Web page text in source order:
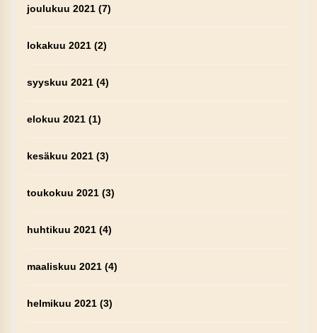
joulukuu 2021(7)
lokakuu 2021(2)
syyskuu 2021(4)
elokuu 2021(1)
kesäkuu 2021(3)
toukokuu 2021(3)
huhtikuu 2021(4)
maaliskuu 2021(4)
helmikuu 2021(3)